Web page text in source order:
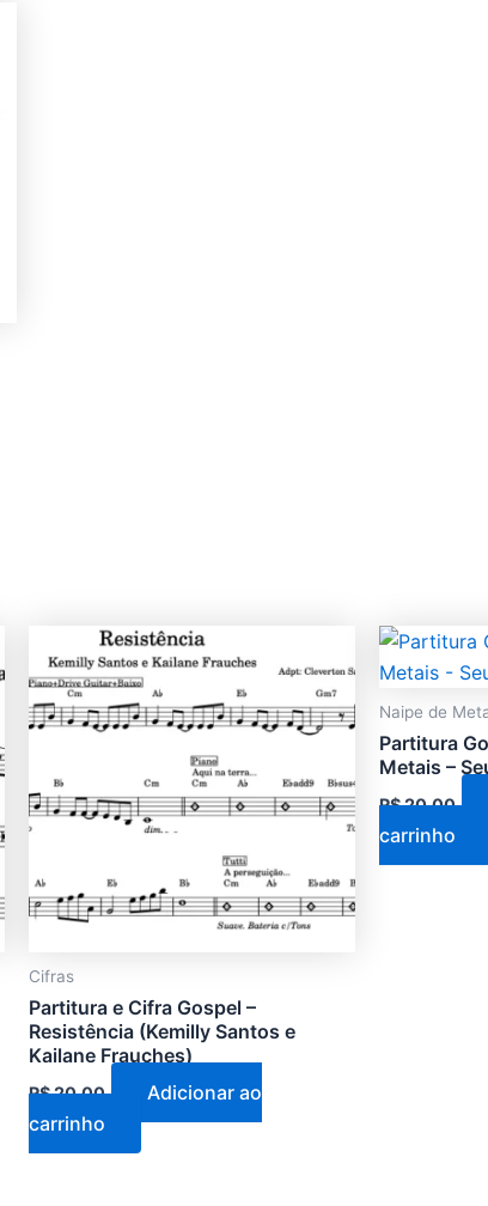
Cifras
Partitura e Cifra Gospel –
Resistência (Kemilly Santos e
Kailane Frauches)
R$20,00
Adicionar ao
carrinho
Naipe de
Partitura
Metais –
R$20,00
carrinho